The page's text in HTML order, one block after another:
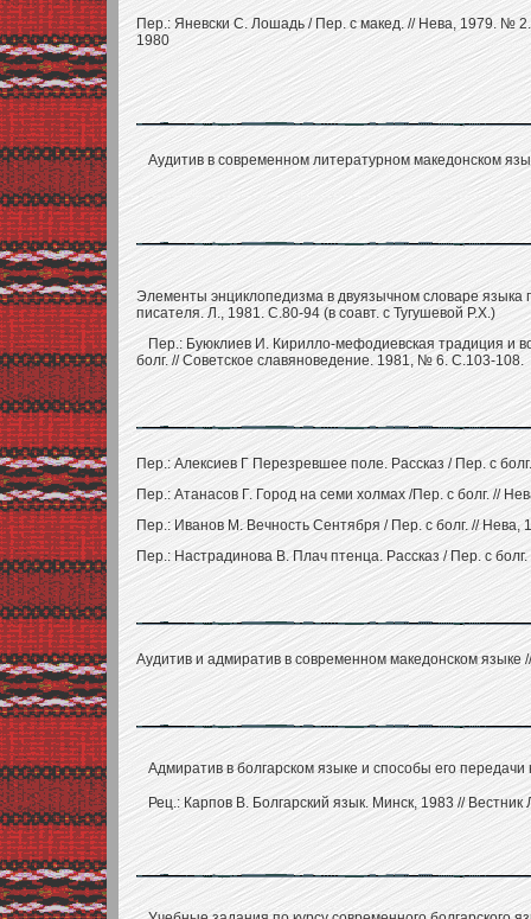
Пер.: Яневски С. Лошадь / Пер. с макед. // Нева, 1979. №
1980
Аудитив в современном литературном македонском
Элементы энциклопедизма в двуязычном словаре языка
писателя. Л., 1981. С.80-94 (в соавт. с Тугушевой Р.Х.)
Пер.: Буюклиев И. Кирилло-мефодиевская традиция и
болг. // Советское славяноведение. 1981, № 6. С.103-108.
Пер.: Алексиев Г Перезревшее поле. Рассказ / Пер. с
Пер.: Атанасов Г. Город на семи холмах /Пер. с болг. //
Пер.: Иванов М. Вечность Сентября / Пер. с болг. //
Пер.: Настрадинова В. Плач птенца. Рассказ / Пер. с
Аудитив и адмиратив в современном македонском
Адмиратив в болгарском языке и способы его
Рец.: Карпов В. Болгарский язык. Минск, 1983 //